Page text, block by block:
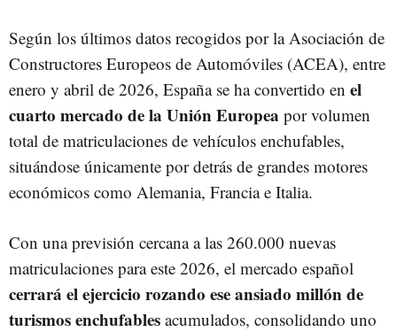
Según los últimos datos recogidos por la Asociación de
Constructores Europeos de Automóviles (ACEA), entre
enero y abril de 2026, España se ha convertido en el
cuarto mercado de la Unión Europea por volumen
total de matriculaciones de vehículos enchufables,
situándose únicamente por detrás de grandes motores
económicos como Alemania, Francia e Italia.
Con una previsión cercana a las 260.000 nuevas
matriculaciones para este 2026, el mercado español
cerrará el ejercicio rozando ese ansiado millón de
turismos enchufables acumulados, consolidando uno